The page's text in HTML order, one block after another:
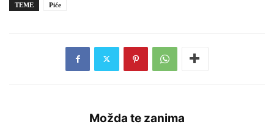
TEME Piće
Možda te zanima